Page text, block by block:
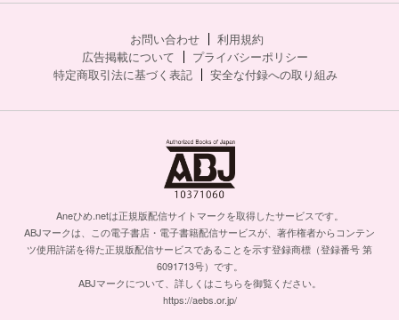
お問い合わせ
利用規約
広告掲載について
プライバシーポリシー
特定商取引法に基づく表記
安全な付録への取り組み
Aneひめ.netは正規版配信サイトマークを取得したサービスです。
ABJマークは、この電子書店・電子書籍配信サービスが、著作権者からコンテン
ツ使用許諾を得た正規版配信サービスであることを示す登録商標（登録番号 第
6091713号）です。
ABJマークについて、詳しくはこちらを御覧ください。
https://aebs.or.jp/